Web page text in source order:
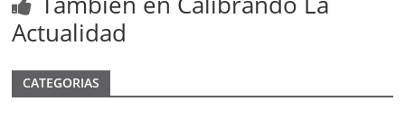
Actualidad
CATEGORIAS